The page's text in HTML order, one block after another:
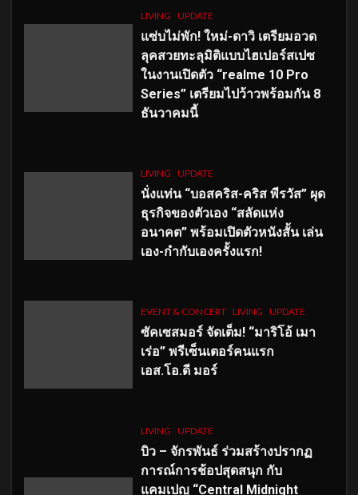
LIVING UPDATE
แซ่บไม่พัก! ใหม่-ดาวิ เตรียมอวด
ลุคสวยทะลุมิติแบบไฮเปอร์สเปซ
ในงานเปิดตัว “realme 10 Pro
Series” เตรียมไปว้าวพร้อมกัน 8
ธันวาคมนี้
LIVING UPDATE
นั่งแท่น “บอสคริส-คริส พีรวัส” ผุด
ธุรกิจของตัวเอง “สลัดแห่ง
อนาคต” พร้อมเปิดตัวหนังสั้น เล่น
เอง-กำกับเองครั้งแรก!
EVENT & CONCERT LIVING UPDATE
ซัคเซสมอร์ จัดเต็ม! “มาริโอ้ เมา
เร่อ” พรีเซ็นเตอร์คนแรก
เอส.โอ.ดี มอร์
LIVING UPDATE
บิว – จักรพันธ์ ร่วมสร้างปรากฏ
การณ์การช้อปสุดสนุก กับ
แคมเปญ “Central Midnight